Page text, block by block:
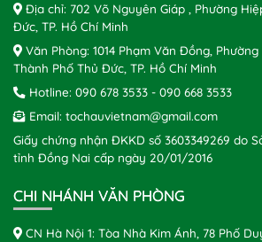
Địa chỉ: 702 Võ Nguyên Giáp , Phường
Đức, TP. Hồ Chí Minh
Văn Phòng: 1014 Phạm Văn Đồng, Phường
Thành Phố Thủ Đức, TP. Hồ Chí Minh
Hotline: 090 678 3533 - 090 668 3533
Email: tochauvietnam@gmail.com
Giấy chứng nhận ĐKKD số 3603349269 do
tỉnh Đồng Nai cấp ngày 20/01/2016
CHI NHÁNH VĂN PHÒNG
CN Hà Nội 1: Tòa Nhà Kim Ánh, 78 Phố